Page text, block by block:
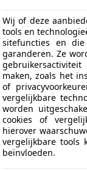
Wij of deze
tools en
sitefuncties en
garanderen. Ze
maken, zoals het
of
vergelijkbare
worden
cookies of
hierover
vergelijkbare tools
beïnvloeden.